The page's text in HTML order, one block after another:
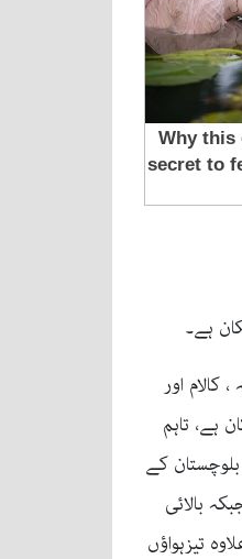
ہے۔
اور
ہے، تاہم
کے
بالائی
تیزہواؤں